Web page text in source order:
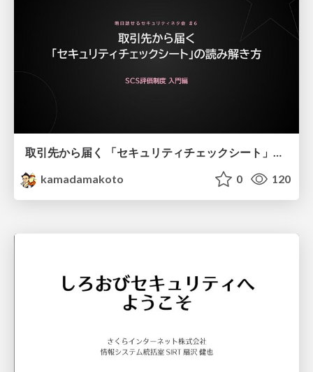
kamadamakoto
0 120